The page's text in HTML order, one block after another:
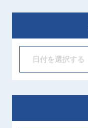
日付を選択する